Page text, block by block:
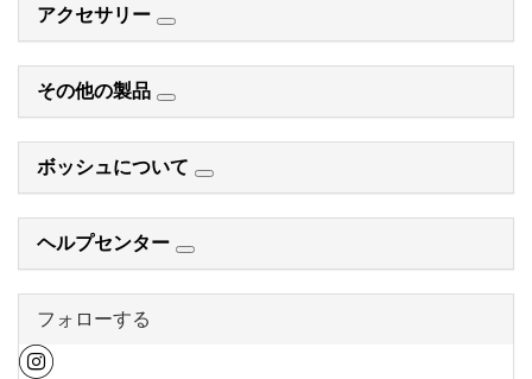
アクセサリー
その他の製品
ボッシュについて
ヘルプセンター
フォローする